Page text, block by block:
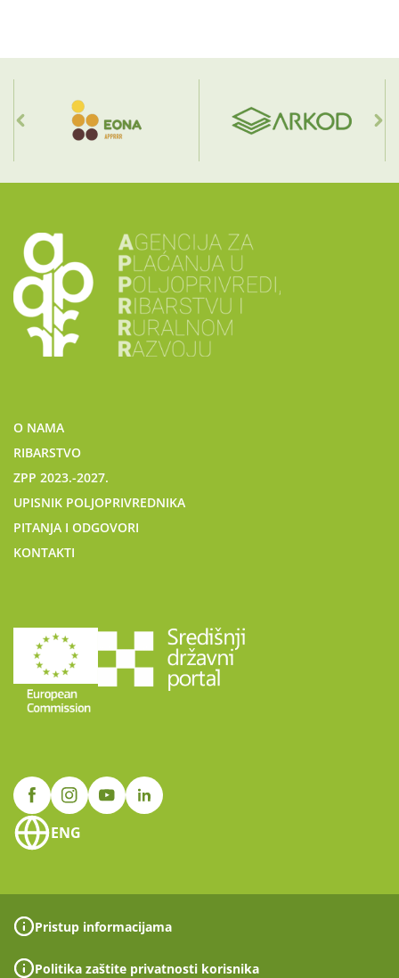
O NAMA
RIBARSTVO
ZPP 2023.-2027.
UPISNIK POLJOPRIVREDNIKA
PITANJA I ODGOVORI
KONTAKTI
ENG
Pristup informacijama
Politika zaštite privatnosti korisnika